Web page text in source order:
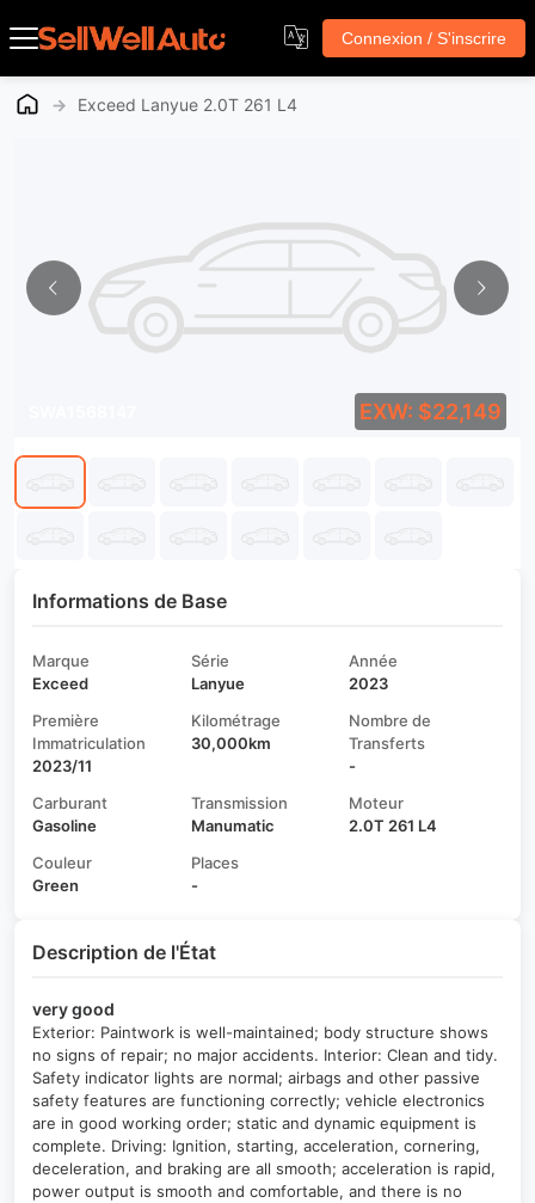
Connexion / S'inscrire
→ Exceed Lanyue 2.0T 261 L4
EXW: $22,149
Informations de Base
Marque
Exceed
Série
Lanyue
Année
2023
Première
Immatriculation
2023/11
Kilométrage
30,000km
Nombre de
Transferts
-
Carburant
Gasoline
Transmission
Manumatic
Moteur
2.0T 261 L4
Couleur
Green
Places
-
Description de l'État
very good
Exterior: Paintwork is well-maintained; body structure shows
no signs of repair; no major accidents. Interior: Clean and tidy.
Safety indicator lights are normal; airbags and other passive
safety features are functioning correctly; vehicle electronics
are in good working order; static and dynamic equipment is
complete. Driving: Ignition, starting, acceleration, cornering,
deceleration, and braking are all smooth; acceleration is rapid,
power output is smooth and comfortable, and there is no